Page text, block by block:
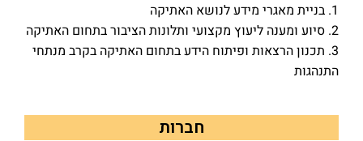
1. בניית מאגרי מידע לנושא האתיקה
2. סיוע ומענה ליעוץ מקצועי ותלונות הציבור בתחום האתיקה
3. תכנון הרצאות ופיתוח הידע בתחום האתיקה בקרב מנתחי
התנהגות
חברות